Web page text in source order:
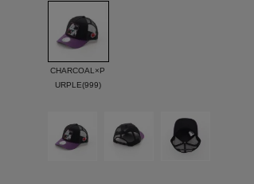
CHARCOAL×P
URPLE(999)